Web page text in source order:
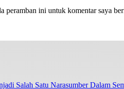
peramban ini untuk komentar saya